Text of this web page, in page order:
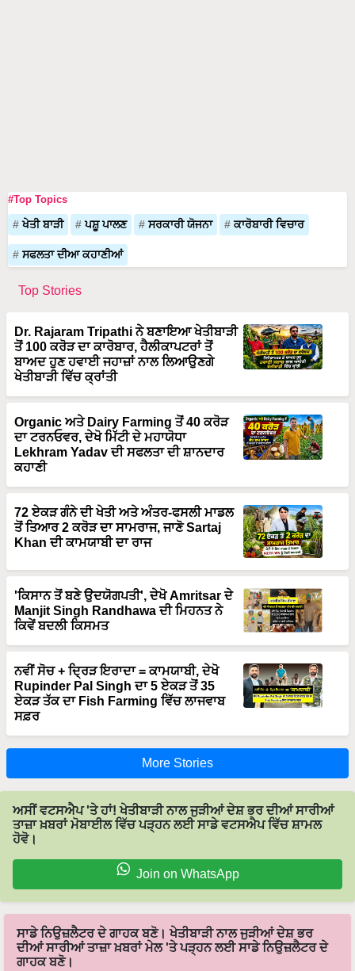
#Top Topics
ਖੇਤੀ ਬਾੜੀ ਪਸ਼ੂ ਪਾਲਣ ਸਰਕਾਰੀ ਯੋਜਨਾ ਕਾਰੋਬਾਰੀ ਵਿਚਾਰ
ਸਫਲਤਾ ਦੀਆ ਕਹਾਣੀਆਂ
Top Stories
Dr. Rajaram Tripathi ਨੇ ਬਣਾਇਆ ਖੇਤੀਬਾੜੀ
ਤੋਂ 100 ਕਰੋੜ ਦਾ ਕਾਰੋਬਾਰ, ਹੈਲੀਕਾਪਟਰਾਂ ਤੋਂ
ਬਾਅਦ ਹੁਣ ਹਵਾਈ ਜਹਾਜ਼ਾਂ ਨਾਲ ਲਿਆਉਣਗੇ
ਖੇਤੀਬਾੜੀ ਵਿੱਚ ਕ੍ਰਾਂਤੀ
Organic ਅਤੇ Dairy Farming ਤੋਂ 40 ਕਰੋੜ
ਦਾ ਟਰਨਓਵਰ, ਦੇਖੋ ਮਿੱਟੀ ਦੇ ਮਹਾਯੋਧਾ
Lekhram Yadav ਦੀ ਸਫਲਤਾ ਦੀ ਸ਼ਾਨਦਾਰ
ਕਹਾਣੀ
72 ਏਕੜ ਗੰਨੇ ਦੀ ਖੇਤੀ ਅਤੇ ਅੰਤਰ-ਫਸਲੀ ਮਾਡਲ
ਤੋਂ ਤਿਆਰ 2 ਕਰੋੜ ਦਾ ਸਾਮਰਾਜ, ਜਾਣੋ Sartaj
Khan ਦੀ ਕਾਮਯਾਬੀ ਦਾ ਰਾਜ
'ਕਿਸਾਨ ਤੋਂ ਬਣੇ ਉਦਯੋਗਪਤੀ', ਦੇਖੋ Amritsar ਦੇ
Manjit Singh Randhawa ਦੀ ਮਿਹਨਤ ਨੇ
ਕਿਵੇਂ ਬਦਲੀ ਕਿਸਮਤ
ਨਵੀਂ ਸੋਚ + ਦ੍ਰਿੜ ਇਰਾਦਾ = ਕਾਮਯਾਬੀ, ਦੇਖੋ
Rupinder Pal Singh ਦਾ 5 ਏਕੜ ਤੋਂ 35
ਏਕੜ ਤੱਕ ਦਾ Fish Farming ਵਿੱਚ ਲਾਜਵਾਬ
ਸਫ਼ਰ
More Stories
ਅਸੀਂ ਵਟਸਐਪ 'ਤੇ ਹਾਂ! ਖੇਤੀਬਾੜੀ ਨਾਲ ਜੁੜੀਆਂ ਦੇਸ਼ ਭਰ ਦੀਆਂ ਸਾਰੀਆਂ
ਤਾਜ਼ਾ ਖ਼ਬਰਾਂ ਮੋਬਾਈਲ ਵਿੱਚ ਪੜ੍ਹਨ ਲਈ ਸਾਡੇ ਵਟਸਐਪ ਵਿੱਚ ਸ਼ਾਮਲ
ਹੋਵੋ।
Join on WhatsApp
ਸਾਡੇ ਨਿਉਜ਼ਲੈਟਰ ਦੇ ਗਾਹਕ ਬਣੋ। ਖੇਤੀਬਾੜੀ ਨਾਲ ਜੁੜੀਆਂ ਦੇਸ਼ ਭਰ
ਦੀਆਂ ਸਾਰੀਆਂ ਤਾਜ਼ਾ ਖ਼ਬਰਾਂ ਮੇਲ 'ਤੇ ਪੜ੍ਹਨ ਲਈ ਸਾਡੇ ਨਿਉਜ਼ਲੈਟਰ ਦੇ
ਗਾਹਕ ਬਣੋ।